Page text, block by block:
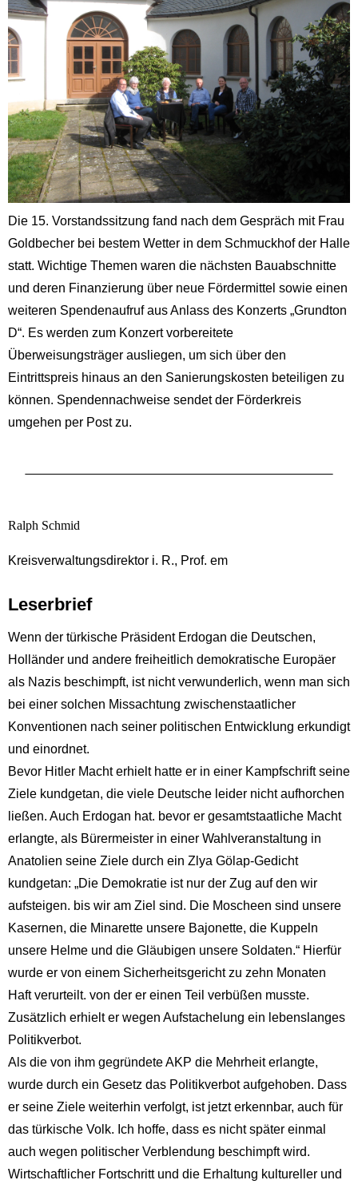
Die 15. Vorstandssitzung fand nach dem Gespräch mit Frau
Goldbecher bei bestem Wetter in dem Schmuckhof der Halle
statt. Wichtige Themen waren die nächsten Bauabschnitte
und deren Finanzierung über neue Fördermittel sowie einen
weiteren Spendenaufruf aus Anlass des Konzerts „Grundton
D“. Es werden zum Konzert vorbereitete
Überweisungsträger ausliegen, um sich über den
Eintrittspreis hinaus an den Sanierungskosten beteiligen zu
können. Spendennachweise sendet der Förderkreis
umgehen per Post zu.
Ralph Schmid
Kreisverwaltungsdirektor i. R., Prof. em
Leserbrief
Wenn der türkische Präsident Erdogan die Deutschen,
Holländer und andere freiheitlich demokratische Europäer
als Nazis beschimpft, ist nicht verwunderlich, wenn man sich
bei einer solchen Missachtung zwischenstaatlicher
Konventionen nach seiner politischen Entwicklung erkundigt
und einordnet.
Bevor Hitler Macht erhielt hatte er in einer Kampfschrift seine
Ziele kundgetan, die viele Deutsche leider nicht aufhorchen
ließen. Auch Erdogan hat. bevor er gesamtstaatliche Macht
erlangte, als Bürermeister in einer Wahlveranstaltung in
Anatolien seine Ziele durch ein Zlya Gölap-Gedicht
kundgetan: „Die Demokratie ist nur der Zug auf den wir
aufsteigen. bis wir am Ziel sind. Die Moscheen sind unsere
Kasernen, die Minarette unsere Bajonette, die Kuppeln
unsere Helme und die Gläubigen unsere Soldaten.“ Hierfür
wurde er von einem Sicherheitsgericht zu zehn Monaten
Haft verurteilt. von der er einen Teil verbüßen musste.
Zusätzlich erhielt er wegen Aufstachelung ein lebenslanges
Politikverbot.
Als die von ihm gegründete AKP die Mehrheit erlangte,
wurde durch ein Gesetz das Politikverbot aufgehoben. Dass
er seine Ziele weiterhin verfolgt, ist jetzt erkennbar, auch für
das türkische Volk. Ich hoffe, dass es nicht später einmal
auch wegen politischer Verblendung beschimpft wird.
Wirtschaftlicher Fortschritt und die Erhaltung kultureller und